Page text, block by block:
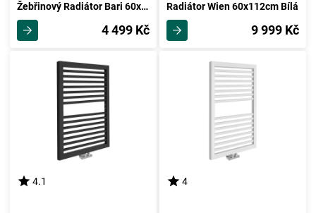
Žebřinový Radiátor Bari 60x178,5 Cm
4 499 Kč
Radiátor Wien 60x112cm Bílá
9 999 Kč
4.1 4